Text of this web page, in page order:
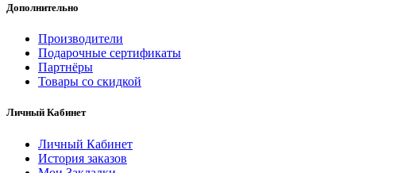
Дополнительно
Производители
Подарочные сертификаты
Партнёры
Товары со скидкой
Личный Кабинет
Личный Кабинет
История заказов